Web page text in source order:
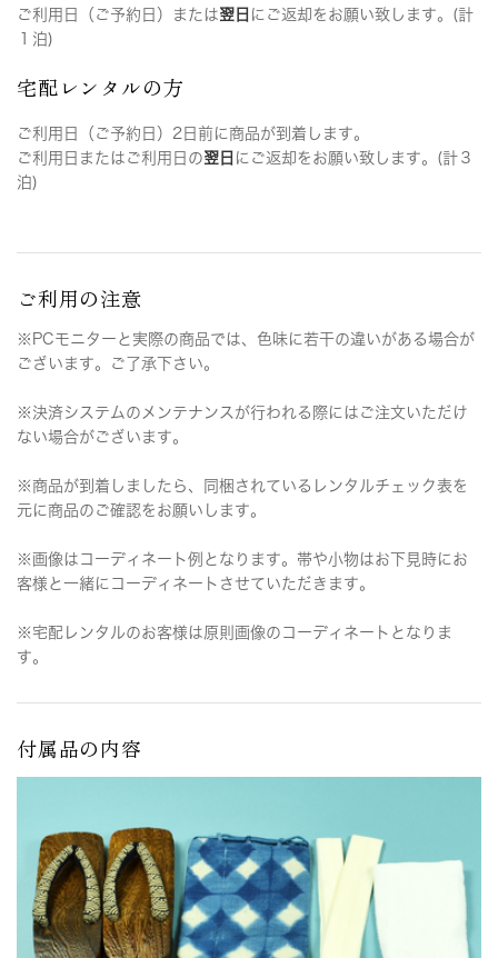
ご利用日（ご予約日）または翌日 にご返却をお願い致します。(計
１泊)
宅配レンタルの方
ご利用日（ご予約日）2日前に商品が到着します。
ご利用日またはご利用日の翌日 にご返却をお願い致します。(計３
泊)
ご利用の注意
※PCモニターと実際の商品では、色味に若干の違いがある場合が
ございます。ご了承下さい。
※決済システムのメンテナンスが行われる際にはご注文いただけ
ない場合がございます。
※商品が到着しましたら、同梱されているレンタルチェック表を
元に商品のご確認をお願いします。
※画像はコーディネート例となります。帯や小物はお下見時にお
客様と一緒にコーディネートさせていただきます。
※宅配レンタルのお客様は原則画像のコーディネートとなりま
す。
付属品の内容